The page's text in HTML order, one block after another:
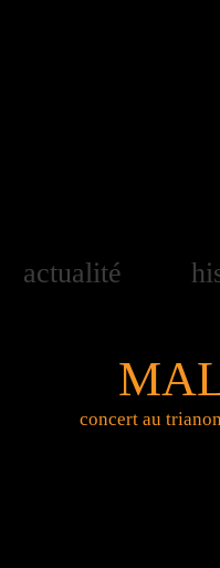
concert au
actualité